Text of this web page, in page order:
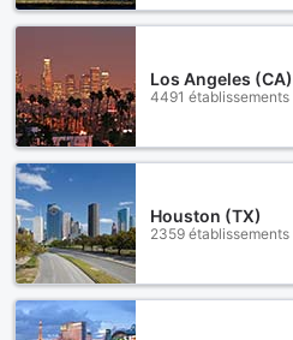
Los Angeles (CA)
4491 établissements
Houston (TX)
2359 établissements